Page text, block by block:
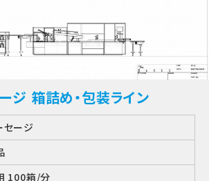
ジ 箱詰め・包装ライン
セージ
100箱/分